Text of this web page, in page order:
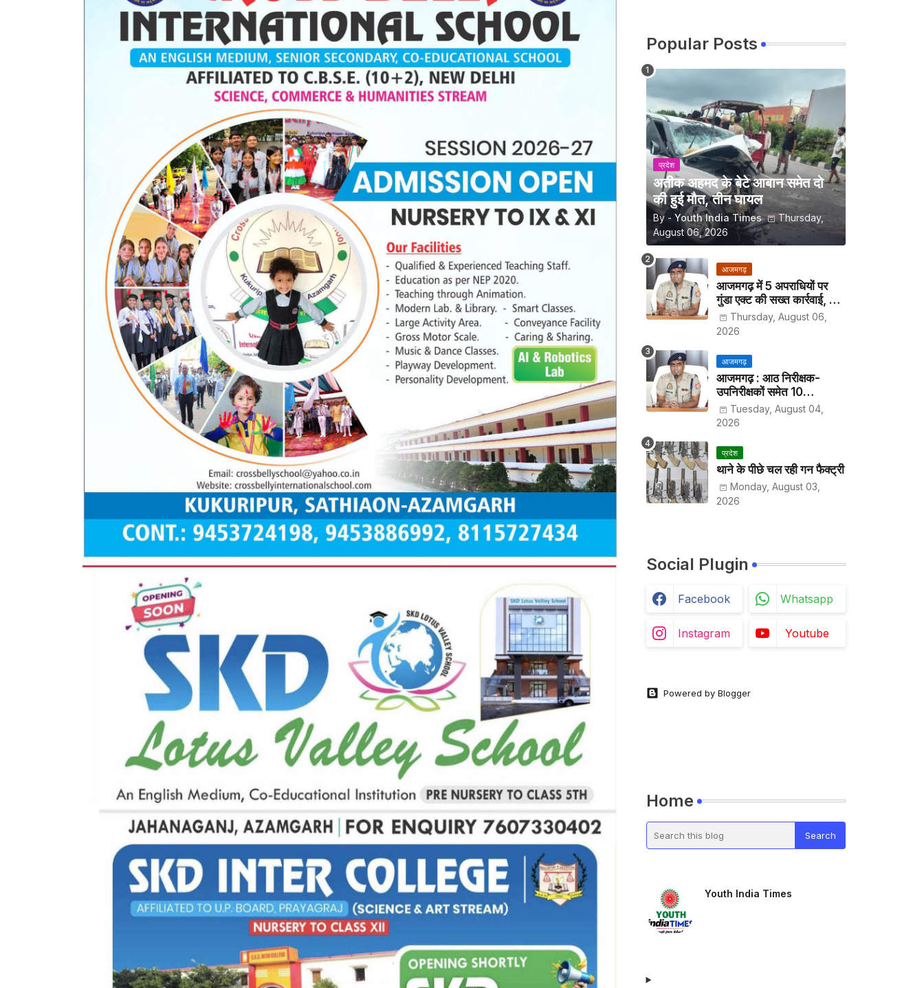
Popular Posts
प्रदेश
अतीक अहमद के बेटे आबान समेत दो
की हुई मौत, तीन घायल
By - Youth India Times
Thursday,
August 06, 2026
आजमगढ़
आजमगढ़ में 5 अपराधियों पर
गुंडा एक्ट की सख्त कार्रवाई, अब
हर पखवाड़े थाने में लगानी होगी
हाजिरी
Thursday, August 06,
2026
आजमगढ़
आजमगढ़ : आठ निरीक्षक-
उपनिरीक्षकों समेत 10
अधिकारियों के तबादले
Tuesday, August 04,
2026
प्रदेश
थाने के पीछे चल रही गन फैक्ट्री
Monday, August 03,
2026
Social Plugin
Facebook Whatsapp
Instagram Youtube
Powered by Blogger
Home
Youth India Times